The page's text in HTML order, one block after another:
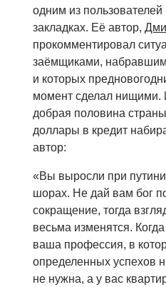
одним из
закладках. Её автор,
прокомментировал
заёмщиками,
и которых
момент сделал нищими.
добрая половина
доллары в кредит
автор:
«Вы выросли при
шорах. Не дай вам бог
сокращение, тогда
весьма изменятся.
ваша профессия, в
определенных успехов
не нужна, а у вас